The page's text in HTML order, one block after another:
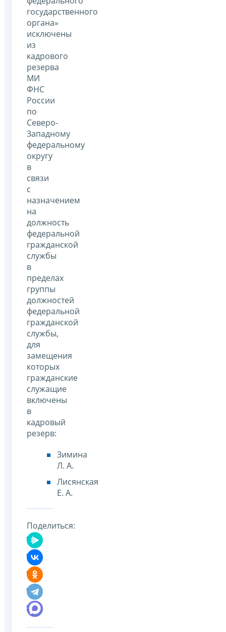
государственного
органа»
исключены
из
кадрового
резерва
МИ
ФНС
России
по
Северо-
Западному
федеральному
округу
в
связи
с
назначением
на
должность
федеральной
гражданской
службы
в
пределах
группы
должностей
федеральной
гражданской
службы,
для
замещения
которых
гражданские
служащие
включены
в
кадровый
резерв:
Зимина
Л. А.
Лисянская
Е. А.
Поделиться: